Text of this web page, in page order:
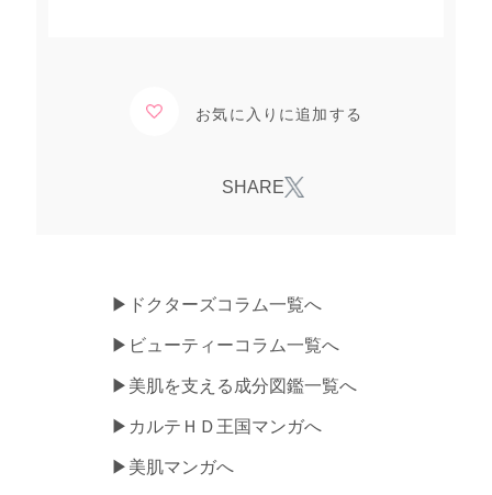
お気に入りに追加する
▶ドクターズコラム一覧へ
▶ビューティーコラム一覧へ
▶美肌を支える成分図鑑一覧へ
▶カルテＨＤ王国マンガへ
▶美肌マンガへ